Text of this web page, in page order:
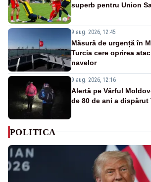
superb pentru Union
9 aug. 2026, 12:45
Măsură de urgență în
Turcia cere oprirea
navelor
9 aug. 2026, 12:16
Alertă pe Vârful
de 80 de ani a
POLITICA